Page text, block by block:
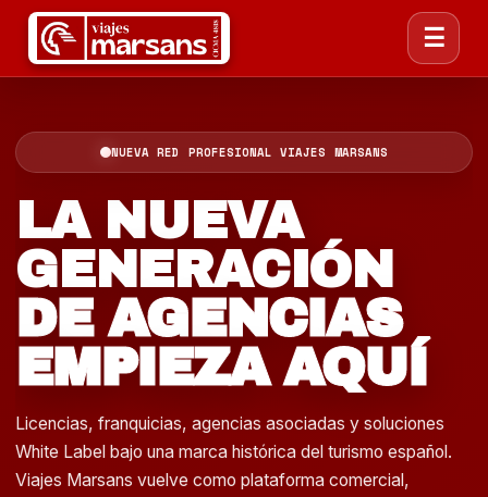
☰
NUEVA RED PROFESIONAL VIAJES MARSANS
LA NUEVA
GENERACIÓN
DE AGENCIAS
EMPIEZA AQUÍ
Licencias, franquicias, agencias asociadas y soluciones
White Label bajo una marca histórica del turismo español.
Viajes Marsans vuelve como plataforma comercial,